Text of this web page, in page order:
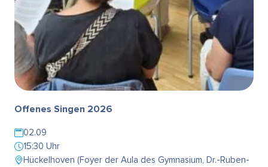
Offenes Singen 2026
02.09
15:30 Uhr
Hückelhoven (Foyer der Aula des Gymnasium, Dr.-Ruben-